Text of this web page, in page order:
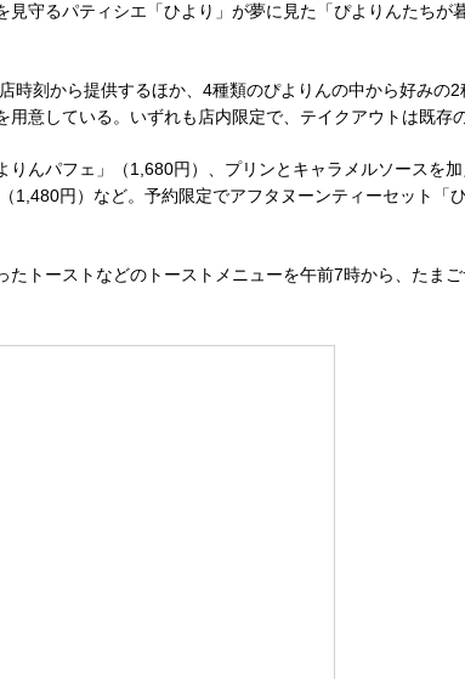
守るパティシエ「ひより」が夢に見た「ぴよりんたちが
刻から提供するほか、4種類のぴよりんの中から好みの
意している。いずれも店内限定で、テイクアウトは既存
んパフェ」（1,680円）、プリンとキャラメルソースを加
円）など。予約限定でアフタヌーンティーセット「
トーストなどのトーストメニューを午前7時から、たま